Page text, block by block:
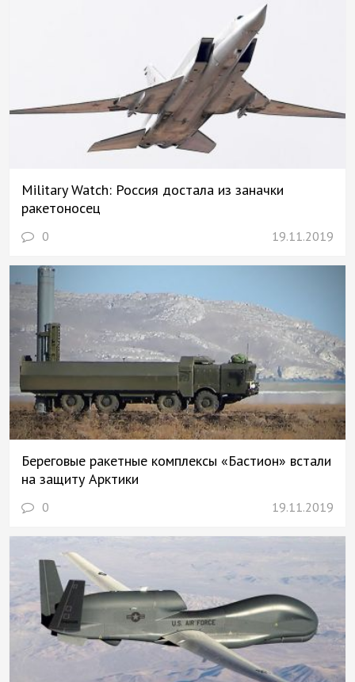
Military Watch: Россия достала из заначки
ракетоносец
0 19.11.2019
Береговые ракетные комплексы «Бастион» встали
на защиту Арктики
0 19.11.2019